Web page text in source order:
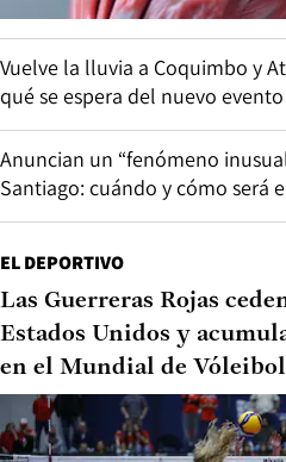
Vuelve la lluvia a Coquimbo y
qué se espera del nuevo evento
Anuncian un “fenómeno
Santiago: cuándo y cómo será
EL DEPORTIVO
Las Guerreras Rojas
Estados Unidos y
en el Mundial de Vóleibol